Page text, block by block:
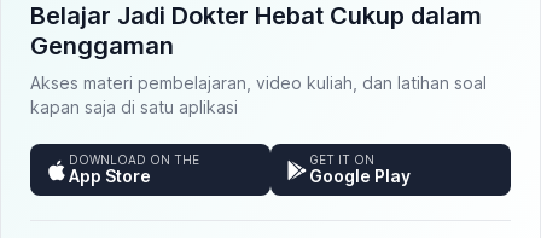
Belajar Jadi Dokter Hebat Cukup dalam
Genggaman
Akses materi pembelajaran, video kuliah, dan latihan soal
kapan saja di satu aplikasi
DOWNLOAD ON THE
App Store
GET IT ON
Google Play